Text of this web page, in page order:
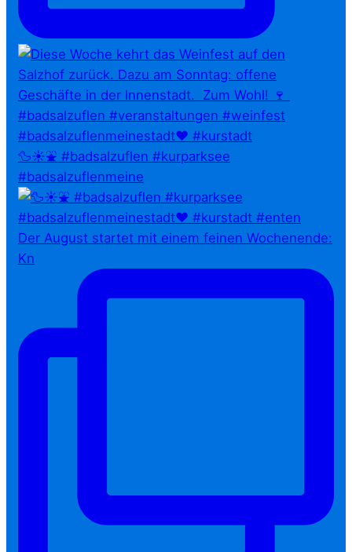
🦆☀️⛲ #badsalzuflen #kurparksee
#badsalzuflenmeine
Der August startet mit einem feinen Wochenende:
Kn